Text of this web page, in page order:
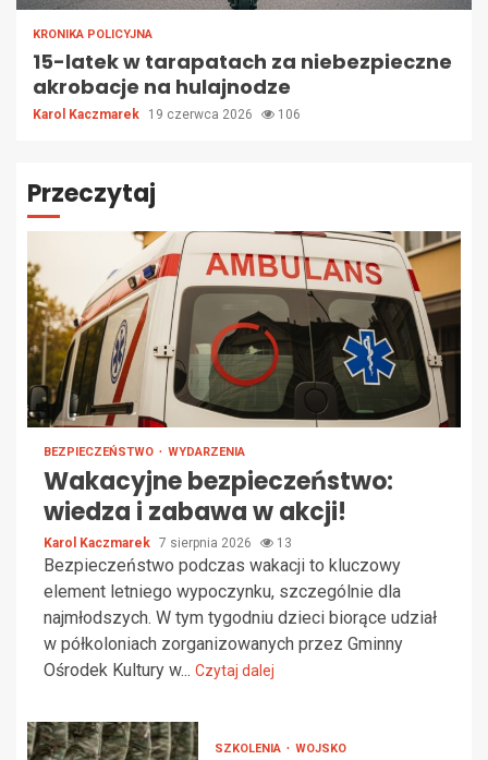
KRONIKA POLICYJNA
15-latek w tarapatach za niebezpieczne
akrobacje na hulajnodze
Karol Kaczmarek 19 czerwca 2026 106
Przeczytaj
BEZPIECZEŃSTWO WYDARZENIA
Wakacyjne bezpieczeństwo:
wiedza i zabawa w akcji!
Karol Kaczmarek 7 sierpnia 2026 13
Bezpieczeństwo podczas wakacji to kluczowy
element letniego wypoczynku, szczególnie dla
najmłodszych. W tym tygodniu dzieci biorące udział
w półkoloniach zorganizowanych przez Gminny
Ośrodek Kultury w... Czytaj dalej
SZKOLENIA WOJSKO